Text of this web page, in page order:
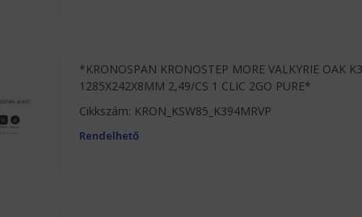
*KRONOSPAN KRONOSTEP MORE VALKYRIE OAK
1285X242X8MM 2,49/CS 1 CLIC 2GO PURE*
Cikkszám: KRON_KSW85_K394MRVP
Rendelhető